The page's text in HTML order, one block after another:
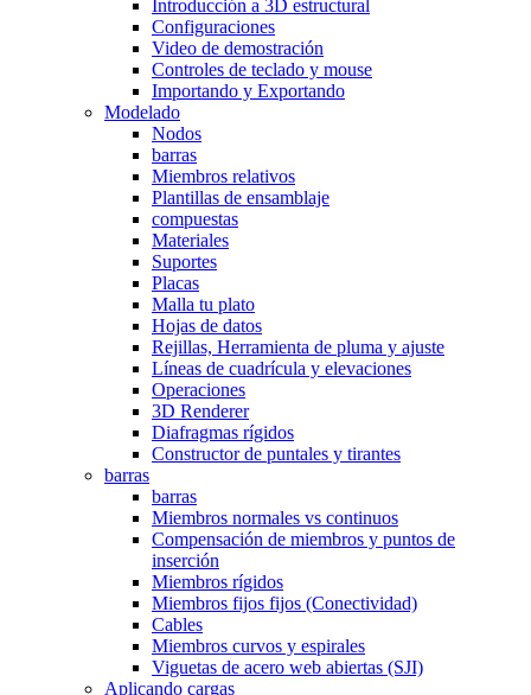
Introducción a 3D estructural
Configuraciones
Video de demostración
Controles de teclado y mouse
Importando y Exportando
Modelado
Nodos
barras
Miembros relativos
Plantillas de ensamblaje
compuestas
Materiales
Suportes
Placas
Malla tu plato
Hojas de datos
Rejillas, Herramienta de pluma y ajuste
Líneas de cuadrícula y elevaciones
Operaciones
3D Renderer
Diafragmas rígidos
Constructor de puntales y tirantes
barras
barras
Miembros normales vs continuos
Compensación de miembros y puntos de
inserción
Miembros rígidos
Miembros fijos fijos (Conectividad)
Cables
Miembros curvos y espirales
Viguetas de acero web abiertas (SJI)
Aplicando cargas